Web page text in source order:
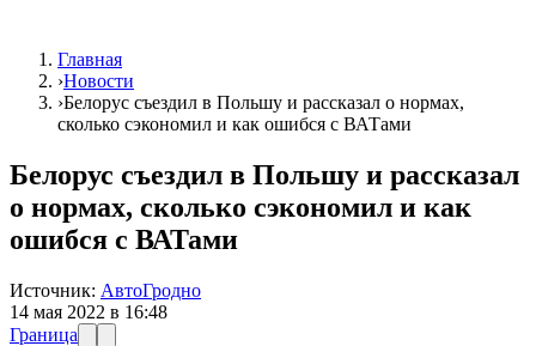
Главная
›Новости
›Белорус съездил в Польшу и рассказал о нормах,
сколько сэкономил и как ошибся с ВАТами
Белорус съездил в Польшу и рассказал
о нормах, сколько сэкономил и как
ошибся с ВАТами
Источник: АвтоГродно
14 мая 2022 в 16:48
Граница